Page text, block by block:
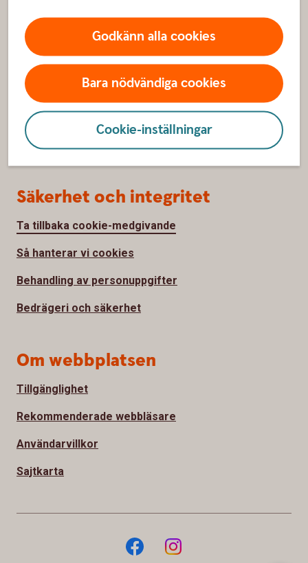
Godkänn alla cookies
Bara nödvändiga cookies
Cookie-inställningar
Om oss
Om Sparbanken Gotland
Hållbarhet
Jobba hos oss
Sponsring
Säkerhet och integritet
Ta tillbaka cookie-medgivande
Så hanterar vi cookies
Behandling av personuppgifter
Bedrägeri och säkerhet
Om webbplatsen
Tillgänglighet
Rekommenderade webbläsare
Användarvillkor
Sajtkarta